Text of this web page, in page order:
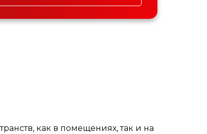
как в помещениях, так и на